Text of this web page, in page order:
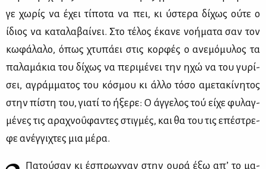
γε χω­ρίς να έχει τί­πο­τα να πει, κι ύστε­ρα δί­χως ού­τε ο
ίδιος να κα­τα­λα­βαί­νει. Στο τέ­λος έκα­νε νο­ή­μα­τα σαν τον
κω­φά­λα­λο, όπως χτυ­πά­ει στις κορ­φές ο ανε­μό­μυ­λος τα
πα­λα­μά­κια του δί­χως να πε­ρι­μέ­νει την ηχώ να του γυ­ρί­
σει, αγράμ­μα­τος του κό­σμου κι άλ­λο τό­σο αμε­τα­κί­νη­τος
στην πί­στη του, για­τί το ήξε­ρε: Ο άγ­γε­λος τού εί­χε φυ­λαγ­
μέ­νες τις αρα­χνο­ΰ­φα­ντες στιγ­μές, και θα του τις επέ­στρε­
φε ανέγ­γι­χτες μια μέ­ρα.
Πα­τού­σαν κι έσπρω­χναν στην ου­ρά έξω απ’ το μα­